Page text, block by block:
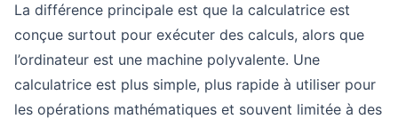
La différence principale est que la calculatrice est
conçue surtout pour exécuter des calculs, alors que
l’ordinateur est une machine polyvalente. Une
calculatrice est plus simple, plus rapide à utiliser pour
les opérations mathématiques et souvent limitée à des